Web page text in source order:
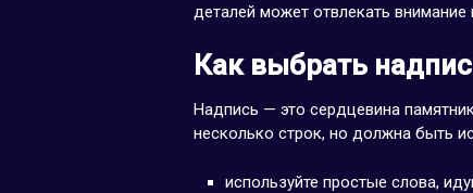
деталей может отвлекать
Как выбрать
Надпись — это сердцевина
несколько строк, но должна быть
используйте простые слова,